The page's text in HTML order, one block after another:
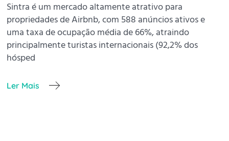
Sintra é um mercado altamente atrativo para
propriedades de Airbnb, com 588 anúncios ativos e
uma taxa de ocupação média de 66%, atraindo
principalmente turistas internacionais (92,2% dos
hósped
Ler Mais